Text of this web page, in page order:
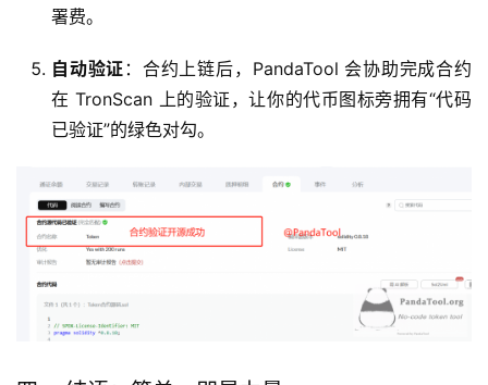
署费。
自动验证 ：合约上链后，PandaTool 会协助完成合约
在 TronScan 上的验证，让你的代币图标旁拥有“代码
已验证”的绿色对勾。